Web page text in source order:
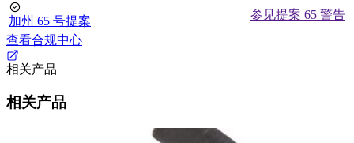
加州 65 号提案
参见提案 65 警告
查看合规中心
相关产品
相关产品